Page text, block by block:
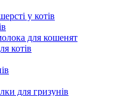
у котів
для кошенят
котів
для гризунів